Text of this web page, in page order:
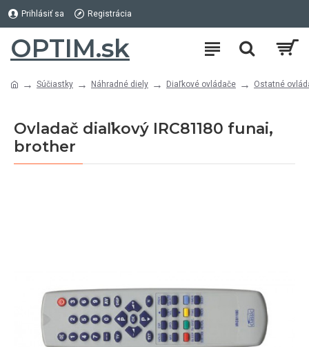
Prihlásiť sa Registrácia
OPTIM.sk
Súčiastky Náhradné diely Diaľkové ovládače Ostatné
Ovladač diaľkový IRC81180 funai,
brother